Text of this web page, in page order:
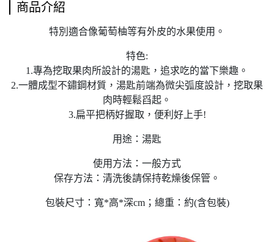
商品介紹
特別適合像葡萄柚等有外皮的水果使用。
特色:
1.專為挖取果肉所設計的湯匙，追求吃的當下樂趣。
2.一體成型不鏽鋼材質，湯匙前端為微尖弧度設計，挖取果
肉時輕鬆舀起。
3.扁平把柄好握取，便利好上手!
用途：湯匙
使用方法：一般方式
保存方法：清洗後請保持乾燥後保管。
包裝尺寸：寬*高*深cm；總重：約(含包裝)